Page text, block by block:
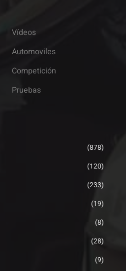
Vídeos
Automoviles
Competición
Pruebas
(878)
(120)
(233)
(19)
(8)
(28)
(9)